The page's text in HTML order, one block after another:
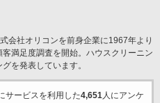
会社オリコンを前身企業に1967年より
満足度調査を開始。ハウスクリーニン
を発表しています。
サービスを利用した4,651人にアンケ